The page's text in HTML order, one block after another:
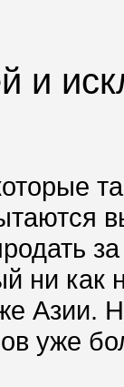
и
ни
Азии.
уже